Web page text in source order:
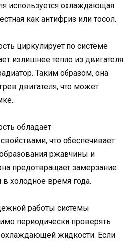
используется охлаждающая
как антифриз или тосол.
циркулирует по системе
излишнее тепло из двигателя
Таким образом, она
двигателя, что может
обладает
что обеспечивает
ржавчины и
предотвращает замерзание
холодное время года.
работы системы
периодически проверять
охлаждающей жидкости. Если